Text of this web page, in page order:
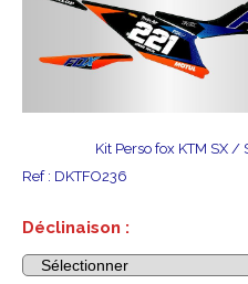
Kit Perso fox KTM SX
Ref : DKTFO236
Déclinaison :